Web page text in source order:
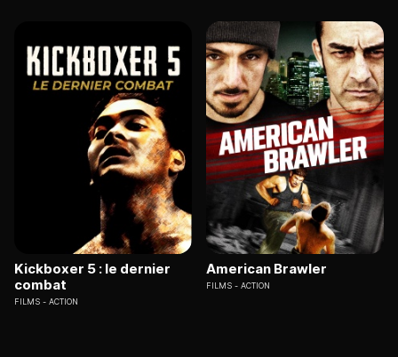
Kickboxer 5 : le dernier
combat
FILMS ACTION
American Brawler
FILMS ACTION